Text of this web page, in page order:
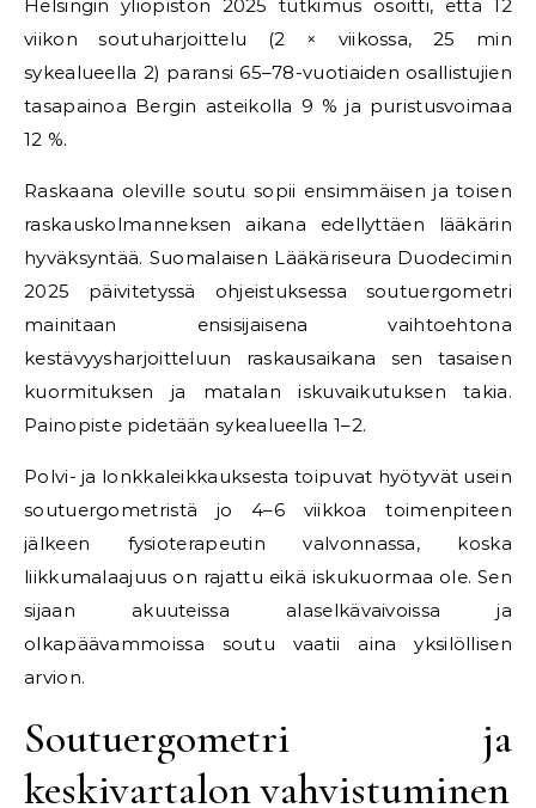
Helsingin yliopiston 2025 tutkimus osoitti, että 12
viikon soutuharjoittelu (2 × viikossa, 25 min
sykealueella 2) paransi 65–78-vuotiaiden osallistujien
tasapainoa Bergin asteikolla 9 % ja puristusvoimaa
12 %.
Raskaana oleville soutu sopii ensimmäisen ja toisen
raskauskolmanneksen aikana edellyttäen lääkärin
hyväksyntää. Suomalaisen Lääkäriseura Duodecimin
2025 päivitetyssä ohjeistuksessa soutuergometri
mainitaan ensisijaisena vaihtoehtona
kestävyysharjoitteluun raskausaikana sen tasaisen
kuormituksen ja matalan iskuvaikutuksen takia.
Painopiste pidetään sykealueella 1–2.
Polvi- ja lonkkaleikkauksesta toipuvat hyötyvät usein
soutuergometristä jo 4–6 viikkoa toimenpiteen
jälkeen fysioterapeutin valvonnassa, koska
liikkumalaajuus on rajattu eikä iskukuormaa ole. Sen
sijaan akuuteissa alaselkävaivoissa ja
olkapäävammoissa soutu vaatii aina yksilöllisen
arvion.
Soutuergometri ja
keskivartalon vahvistuminen